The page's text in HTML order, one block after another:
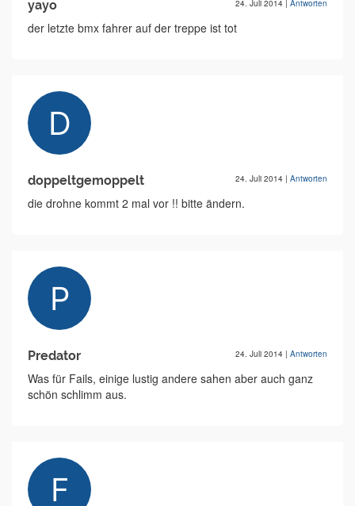
yayo 24. Juli 2014 | Antworten
der letzte bmx fahrer auf der treppe ist tot
doppeltgemoppelt 24. Juli 2014 | Antworten
die drohne kommt 2 mal vor !! bitte ändern.
Predator 24. Juli 2014 | Antworten
Was für Fails, einige lustig andere sahen aber auch ganz
schön schlimm aus.